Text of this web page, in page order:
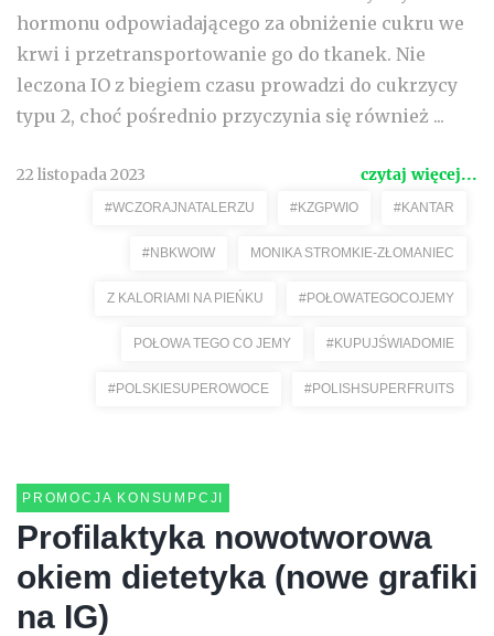
hormonu odpowiadającego za obniżenie cukru we
krwi i przetransportowanie go do tkanek. Nie
leczona IO z biegiem czasu prowadzi do cukrzycy
typu 2, choć pośrednio przyczynia się również ...
22 listopada 2023 czytaj więcej...
#WCZORAJNATALERZU #KZGPWIO #KANTAR
#NBKWOIW MONIKA STROMKIE-ZŁOMANIEC
Z KALORIAMI NA PIEŃKU #POŁOWATEGOCOJEMY
POŁOWA TEGO CO JEMY #KUPUJŚWIADOMIE
#POLSKIESUPEROWOCE #POLISHSUPERFRUITS
PROMOCJA KONSUMPCJI
Profilaktyka nowotworowa
okiem dietetyka (nowe grafiki
na IG)